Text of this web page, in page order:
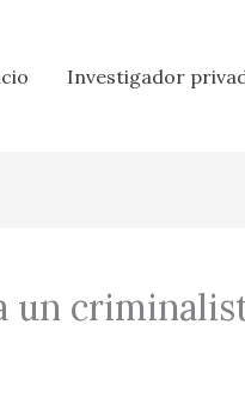
Investigador
un